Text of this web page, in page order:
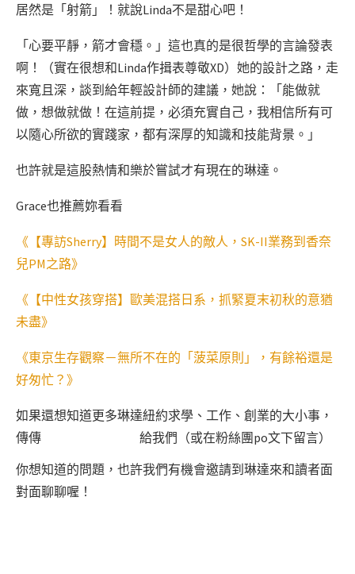
居然是「射箭」！就說Linda不是甜心吧！
「心要平靜，箭才會穩。」這也真的是很哲學的言論發表
啊！（實在很想和Linda作揖表尊敬XD）她的設計之路，走
來寬且深，談到給年輕設計師的建議，她說：「能做就
做，想做就做！在這前提，必須充實自己，我相信所有可
以隨心所欲的實踐家，都有深厚的知識和技能背景。」
也許就是這股熱情和樂於嘗試才有現在的琳達。
Grace也推薦妳看看
《【專訪Sherry】時間不是女人的敵人，SK-II業務到香奈
兒PM之路》
《【中性女孩穿搭】歐美混搭日系，抓緊夏末初秋的意猶
未盡》
《東京生存觀察－無所不在的「菠菜原則」，有餘裕還是
好匆忙？》
如果還想知道更多琳達紐約求學、工作、創業的大小事，
傳傳
給我們（或在粉絲團po文下留言）
你想知道的問題，也許我們有機會邀請到琳達來和讀者面
對面聊聊喔！